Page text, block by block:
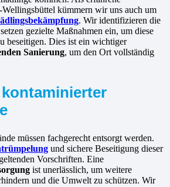
kümmern wir uns auch um
. Wir identifizieren die
gezielte Maßnahmen ein, um diese
beseitigen. Dies ist ein wichtiger
Sanierung, um den Ort vollständig
müssen fachgerecht entsorgt werden.
und sichere Beseitigung dieser
Vorschriften. Eine
ist unerlässlich, um weitere
und die Umwelt zu schützen. Wir